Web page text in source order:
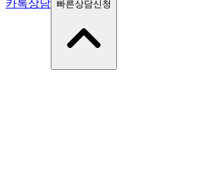
카톡상담 빠른상담신청